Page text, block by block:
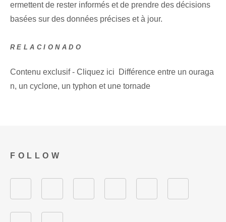
ermettent de rester informés et de prendre des décisions
basées sur des données précises et à jour.
RELACIONADO
Contenu exclusif - Cliquez ici Différence entre un ouraga
n, un cyclone, un typhon et une tornade
FOLLOW